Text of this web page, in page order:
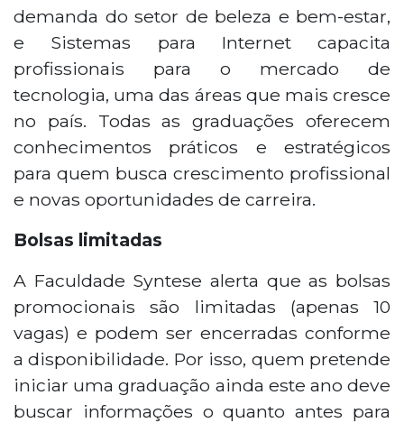
demanda do setor de beleza e bem-estar,
e Sistemas para Internet capacita
profissionais para o mercado de
tecnologia, uma das áreas que mais cresce
no país. Todas as graduações oferecem
conhecimentos práticos e estratégicos
para quem busca crescimento profissional
e novas oportunidades de carreira.
Bolsas limitadas
A Faculdade Syntese alerta que as bolsas
promocionais são limitadas (apenas 10
vagas) e podem ser encerradas conforme
a disponibilidade. Por isso, quem pretende
iniciar uma graduação ainda este ano deve
buscar informações o quanto antes para